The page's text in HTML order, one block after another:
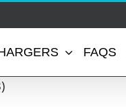
FAQS